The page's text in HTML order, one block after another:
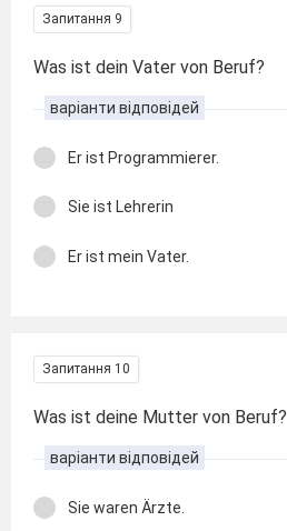
Запитання 9
Was ist dein Vater von Beruf?
варіанти відповідей
Er ist Programmierer.
Sie ist Lehrerin
Er ist mein Vater.
Запитання 10
Was ist deine Mutter von Beruf?
варіанти відповідей
Sie waren Ärzte.